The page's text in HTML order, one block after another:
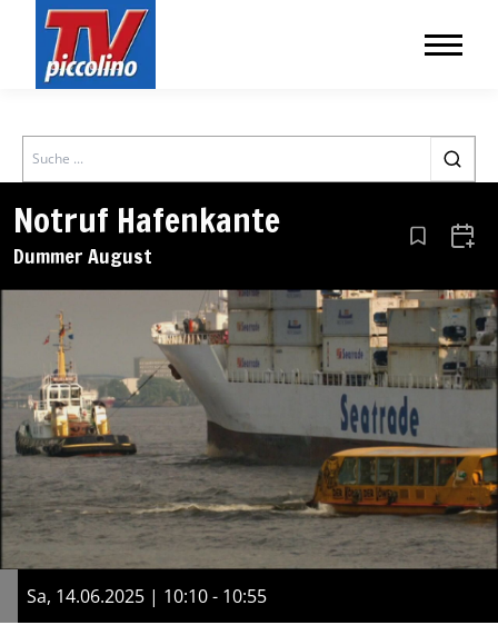
Search
Notruf Hafenkante
Dummer August Aus den
Sa, 14.06.2025 | 10:10 - 10:55